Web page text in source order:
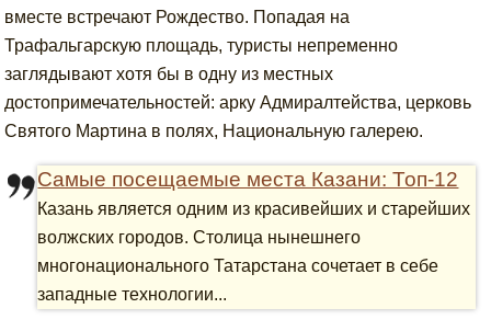
вместе встречают Рождество. Попадая на
Трафальгарскую площадь, туристы непременно
заглядывают хотя бы в одну из местных
достопримечательностей: арку Адмиралтейства, церковь
Святого Мартина в полях, Национальную галерею.
Самые посещаемые места Казани: Топ-12
Казань является одним из красивейших и старейших
волжских городов. Столица нынешнего
многонационального Татарстана сочетает в себе
западные технологии...